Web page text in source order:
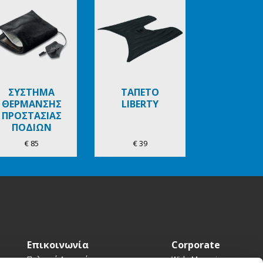
ΣΥΣΤΗΜΑ
ΘΕΡΜΑΝΣΗΣ
ΠΡΟΣΤΑΣΙΑΣ
ΠΟΔΙΩΝ
€ 85
ΤΑΠΕΤΟ
LIBERTY
€ 39
Επικοινωνία
Πολιτική Απορρήτου
Corporate
Wide Magazine